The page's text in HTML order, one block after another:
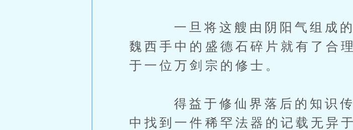
一旦将这艘由阴阳气组成的
魏西手中的盛德石碎片就有了合
于一位万剑宗的修士。
得益于修仙界落后的知识传
中找到一件稀罕法器的记载无异